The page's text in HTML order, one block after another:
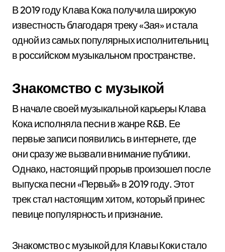
В 2019 году Клава Кока получила широкую
известность благодаря треку «Зая» и стала
одной из самых популярных исполнительниц
в российском музыкальном пространстве.
Знакомство с музыкой
В начале своей музыкальной карьеры Клава
Кока исполняла песни в жанре R&B. Ее
первые записи появились в интернете, где
они сразу же вызвали внимание публики.
Однако, настоящий прорыв произошел после
выпуска песни «Первый» в 2019 году. Этот
трек стал настоящим хитом, который принес
певице популярность и признание.
Знакомство с музыкой для Клавы Коки стало